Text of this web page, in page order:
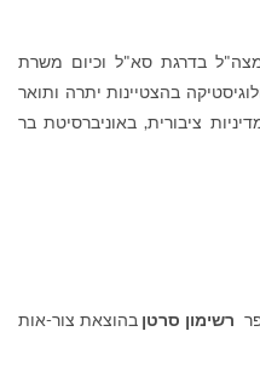
25 שנה. פרש מצה"ל בדרגת סא"ל וכיום משרת
בהצטיינות יתרה ותואר
ציבורית, באוניברסיטת בר
רשימון סרטן בהוצאת צור-אות